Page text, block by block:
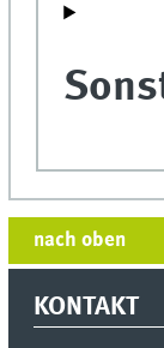
nach oben
KONTAKT